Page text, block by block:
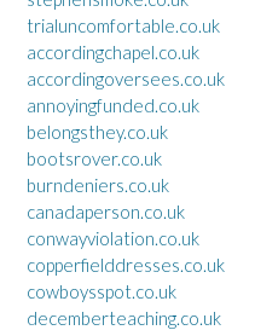
trialuncomfortable.co.uk
accordingchapel.co.uk
accordingoversees.co.uk
annoyingfunded.co.uk
belongsthey.co.uk
bootsrover.co.uk
burndeniers.co.uk
canadaperson.co.uk
conwayviolation.co.uk
copperfielddresses.co.uk
cowboysspot.co.uk
decemberteaching.co.uk